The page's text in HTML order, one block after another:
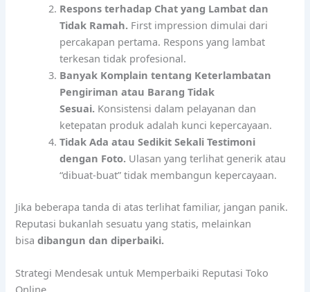
Respons terhadap Chat yang Lambat dan
Tidak Ramah. First impression dimulai dari
percakapan pertama. Respons yang lambat
terkesan tidak profesional.
Banyak Komplain tentang Keterlambatan
Pengiriman atau Barang Tidak
Sesuai. Konsistensi dalam pelayanan dan
ketepatan produk adalah kunci kepercayaan.
Tidak Ada atau Sedikit Sekali Testimoni
dengan Foto. Ulasan yang terlihat generik atau
“dibuat-buat” tidak membangun kepercayaan.
Jika beberapa tanda di atas terlihat familiar, jangan panik.
Reputasi bukanlah sesuatu yang statis, melainkan
bisadibangun dan diperbaiki.
Strategi Mendesak untuk Memperbaiki Reputasi Toko